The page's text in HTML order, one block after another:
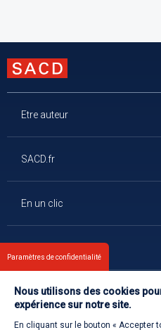
Etre auteur
SACD.fr
En un clic
Contact
Paramètres de confidentialité
Nous utilisons des cookies
expérience sur notre site.
En cliquant sur le bouton « Accepter